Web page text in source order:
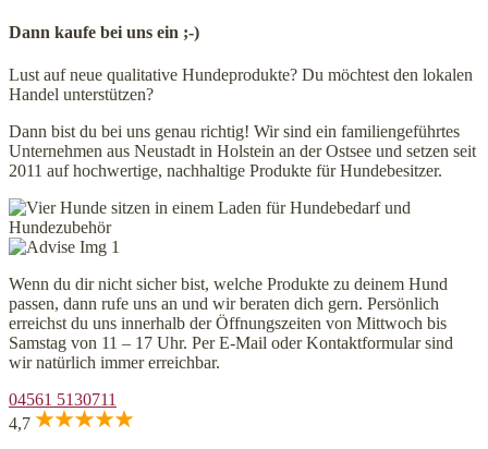
Dann kaufe bei uns ein ;-)
Lust auf neue qualitative Hundeprodukte? Du möchtest den lokalen
Handel unterstützen?
Dann bist du bei uns genau richtig! Wir sind ein familiengeführtes
Unternehmen aus Neustadt in Holstein an der Ostsee und setzen seit
2011 auf hochwertige, nachhaltige Produkte für Hundebesitzer.
Wenn du dir nicht sicher bist, welche Produkte zu deinem Hund
passen, dann rufe uns an und wir beraten dich gern. Persönlich
erreichst du uns innerhalb der Öffnungszeiten von Mittwoch bis
Samstag von 11 – 17 Uhr. Per E-Mail oder Kontaktformular sind
wir natürlich immer erreichbar.
04561 5130711
4,7